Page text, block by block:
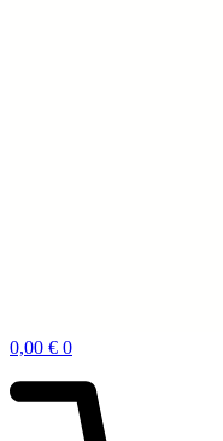
0,00 € 0